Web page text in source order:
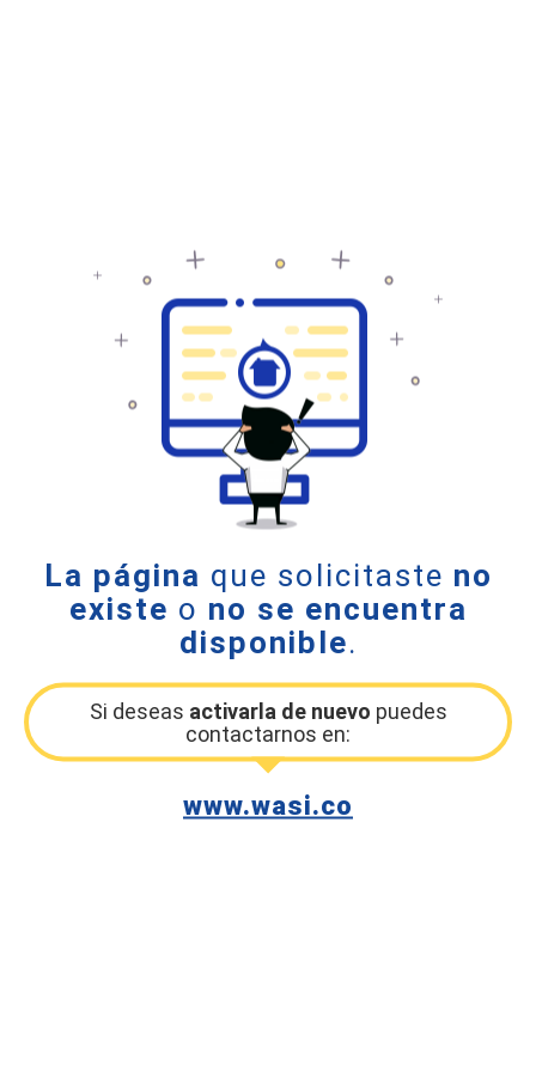
La página que solicitaste no
existe o no se encuentra
disponible.
Si deseas activarla de nuevo puedes
contactarnos en:
www.wasi.co